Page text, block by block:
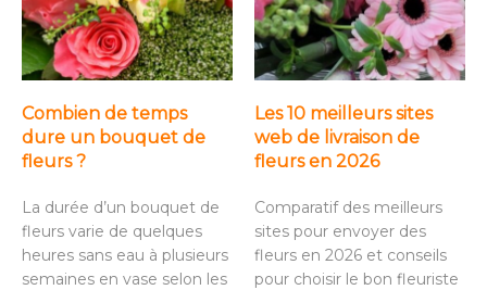
Combien de temps
dure un bouquet de
fleurs ?
La durée d’un bouquet de
fleurs varie de quelques
heures sans eau à plusieurs
semaines en vase selon les
Les 10 meilleurs sites
web de livraison de
fleurs en 2026
Comparatif des meilleurs
sites pour envoyer des
fleurs en 2026 et conseils
pour choisir le bon fleuriste